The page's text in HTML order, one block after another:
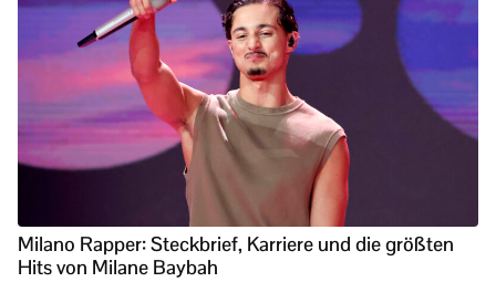
Milano Rapper: Steckbrief, Karriere und die größten
Hits von Milane Baybah